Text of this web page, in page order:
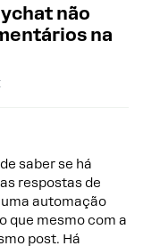
não
na
saber se há
respostas de
automação
que mesmo com a
post. Há